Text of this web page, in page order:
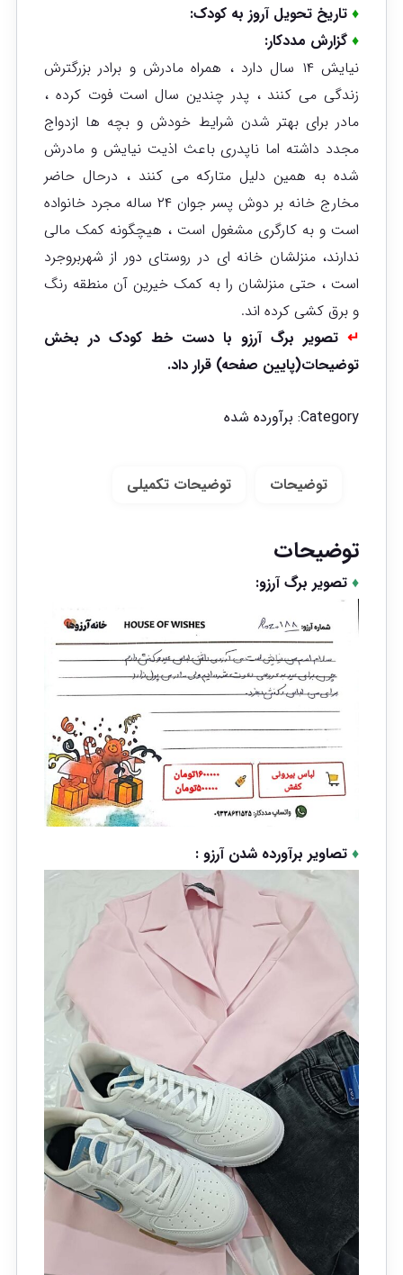
♦تاریخ تحویل آروز به کودک:
♦ گزارش مددکار:
نیایش ۱۴ سال دارد ، همراه مادرش و برادر بزرگترش
زندگی می کنند ، پدر چندین سال است فوت کرده ،
مادر برای بهتر شدن شرایط خودش و بچه ها ازدواج
مجدد داشته اما ناپدری باعث اذیت نیایش و مادرش
شده به همین دلیل متارکه می کنند ، درحال حاضر
مخارج خانه بر دوش پسر جوان ۲۴ ساله مجرد خانواده
است و به کارگری مشغول است ، هیچگونه کمک مالی
ندارند، منزلشان خانه ای در روستای دور از شهربروجرد
است ، حتی منزلشان را به کمک خیرین آن منطقه رنگ
و برق کشی کرده اند.
↵تصویر برگ آرزو با دست خط کودک در بخش
توضیحات(پایین صفحه) قرار داد.
Category: برآورده شده
توضیحات توضیحات تکمیلی
توضیحات
♦تصویر برگ آرزو:
♦تصاویر برآورده شدن آرزو :